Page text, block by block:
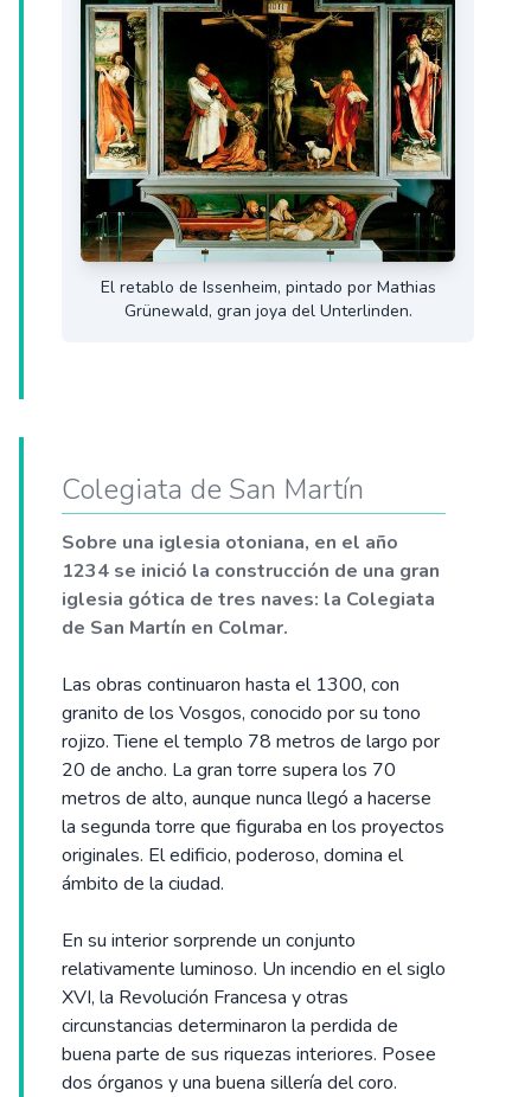
El retablo de Issenheim, pintado por Mathias
Grünewald, gran joya del Unterlinden.
Colegiata de San Martín
Sobre una iglesia otoniana, en el año
1234 se inició la construcción de una gran
iglesia gótica de tres naves: la Colegiata
de San Martín en Colmar.
Las obras continuaron hasta el 1300, con
granito de los Vosgos, conocido por su tono
rojizo. Tiene el templo 78 metros de largo por
20 de ancho. La gran torre supera los 70
metros de alto, aunque nunca llegó a hacerse
la segunda torre que figuraba en los proyectos
originales. El edificio, poderoso, domina el
ámbito de la ciudad.
En su interior sorprende un conjunto
relativamente luminoso. Un incendio en el siglo
XVI, la Revolución Francesa y otras
circunstancias determinaron la perdida de
buena parte de sus riquezas interiores. Posee
dos órganos y una buena sillería del coro.